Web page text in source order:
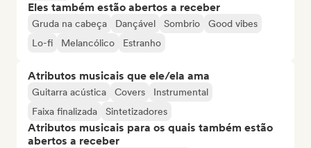
Eles também estão abertos a receber
Gruda na cabeça Dançável Sombrio
Good vibes
Lo-fi
Melancólico Estranho
Atributos musicais que ele/ela ama
Guitarra acústica Covers
Instrumental
Faixa finalizada
Sintetizadores
Atributos musicais para os quais também estão
abertos a receber